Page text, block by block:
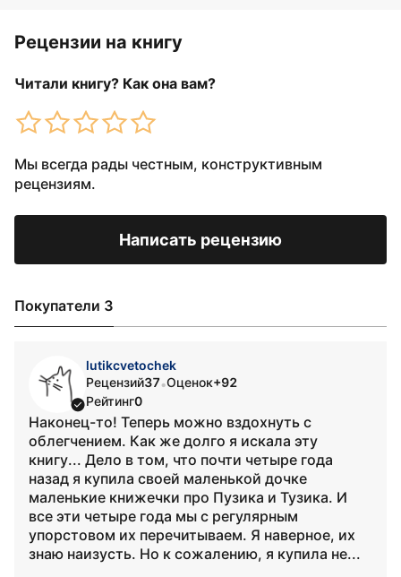
Рецензии на книгу
Читали книгу? Как она вам?
Мы всегда рады честным, конструктивным
рецензиям.
Написать рецензию
Покупатели 3
lutikcvetochek
Рецензий37•Оценок+92
Рейтинг0
Наконец-то! Теперь можно вздохнуть с
облегчением. Как же долго я искала эту
книгу... Дело в том, что почти четыре года
назад я купила своей маленькой дочке
маленькие книжечки про Пузика и Тузика. И
все эти четыре года мы с регулярным
упорстовом их перечитываем. Я наверное, их
знаю наизусть. Но к сожалению, я купила не...